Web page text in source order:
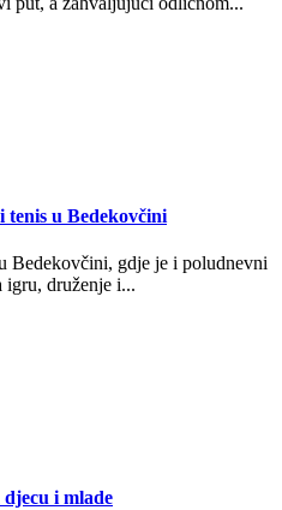
tenis u Bedekovčini
Bedekovčini, gdje je i poludnevni
igru, druženje i...
i mlade